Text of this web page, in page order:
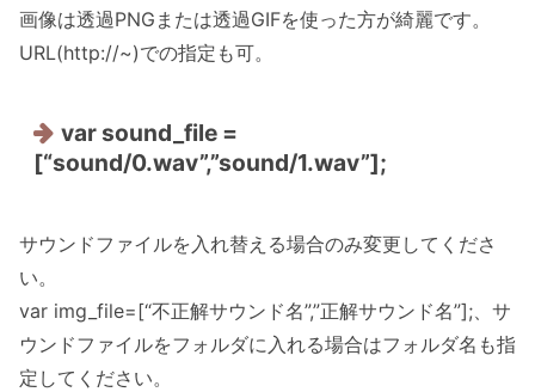
画像は透過PNGまたは透過GIFを使った方が綺麗です。
URL(http://~)での指定も可。
var sound_file =
[“sound/0.wav”,”sound/1.wav”];
サウンドファイルを入れ替える場合のみ変更してくださ
い。
var img_file=[“不正解サウンド名”,”正解サウンド名”];、サ
ウンドファイルをフォルダに入れる場合はフォルダ名も指
定してください。